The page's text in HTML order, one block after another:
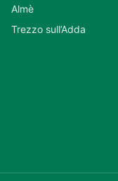
Almè
Trezzo sull’Adda